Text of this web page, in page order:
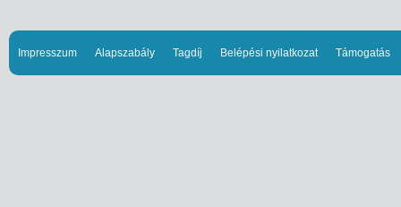
Impresszum Alapszabály Tagdíj Belépési nyilatkozat Támogatás